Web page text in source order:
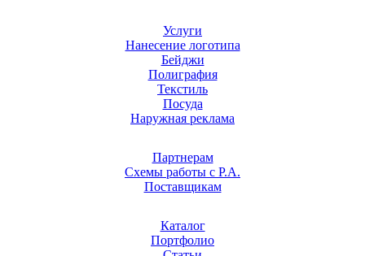
Услуги
Нанесение логотипа
Бейджи
Полиграфия
Текстиль
Посуда
Наружная реклама
Партнерам
Схемы работы с Р.А.
Поставщикам
Каталог
Портфолио